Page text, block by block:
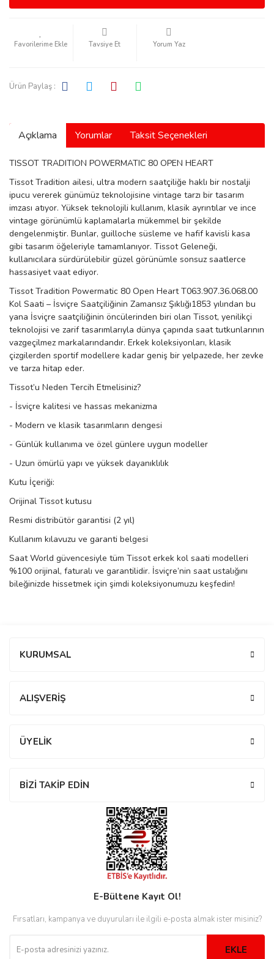
Tavsiye Et Yorum Yaz
Ürün Paylaş :
Açıklama Yorumlar Taksit Seçenekleri
TISSOT TRADITION POWERMATIC 80 OPEN HEART
Tissot Tradition ailesi, ultra modern saatçiliğe haklı bir nostalji
ipucu vererek günümüz teknolojisine vintage tarzı bir tasarım
imzası atıyor. Yüksek teknolojili kullanım, klasik ayrıntılar ve ince
vintage görünümlü kaplamalarla mükemmel bir şekilde
dengelenmiştir. Bunlar, guilloche süsleme ve hafif kavisli kasa
gibi tasarım öğeleriyle tamamlanıyor. Tissot Geleneği,
kullanıcılara sürdürülebilir güzel görünümle sonsuz saatlerce
hassasiyet vaat ediyor.
Tissot Tradition Powermatic 80 Open Heart T063.907.36.068.00
Kol Saati – İsviçre Saatçiliğinin Zamansız Şıklığı1853 yılından bu
yana İsviçre saatçiliğinin öncülerinden biri olan Tissot, yenilikçi
teknolojisi ve zarif tasarımlarıyla dünya çapında saat tutkunlarının
vazgeçilmez markalarındandır. Erkek koleksiyonları, klasik
çizgilerden sportif modellere kadar geniş bir yelpazede, her zevke
ve tarza hitap eder.
Tissot’u Neden Tercih Etmelisiniz?
- İsviçre kalitesi ve hassas mekanizma
- Modern ve klasik tasarımların dengesi
- Günlük kullanıma ve özel günlere uygun modeller
- Uzun ömürlü yapı ve yüksek dayanıklılık
Kutu İçeriği:
Orijinal Tissot kutusu
Resmi distribütör garantisi (2 yıl)
Kullanım kılavuzu ve garanti belgesi
Saat World güvencesiyle tüm Tissot erkek kol saati modelleri
%100 orijinal, faturalı ve garantilidir. İsviçre’nin saat ustalığını
bileğinizde hissetmek için şimdi koleksiyonumuzu keşfedin!
KURUMSAL
ALIŞVERİŞ
ÜYELİK
BİZİ TAKİP EDİN
E-Bültene Kayıt Ol!
Fırsatları, kampanya ve duyuruları ile ilgili e-posta almak ister misiniz?
EKLE